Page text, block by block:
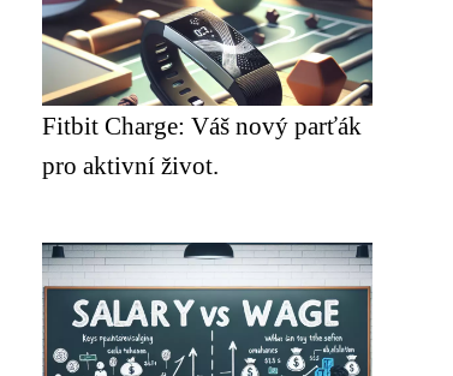
Fitbit Charge: Váš nový parťák
pro aktivní život.